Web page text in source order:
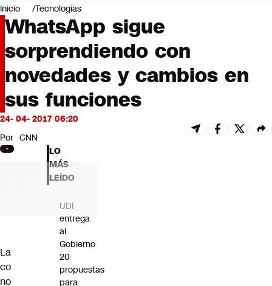
Negocios
Deportes
Programas completos
Cultura
Servicios
Bits
CNN tiempo
Futuro 360
Inicio Tecnologías
WhatsApp sigue
sorprendiendo con
novedades y cambios en
sus funciones
24- 04- 2017 06:20
Por CNN
La
co
no
LO
MÁS
LEÍDO
UDI
entrega
al
Gobierno
20
propuestas
para